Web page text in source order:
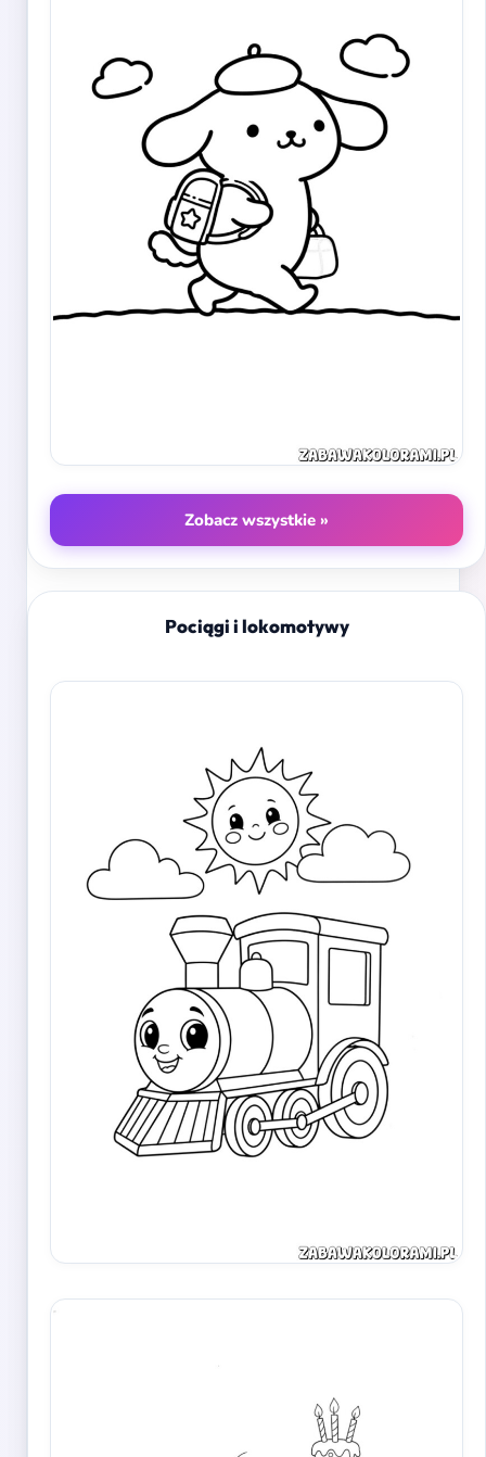
Zobacz wszystkie »
Pociągi i lokomotywy